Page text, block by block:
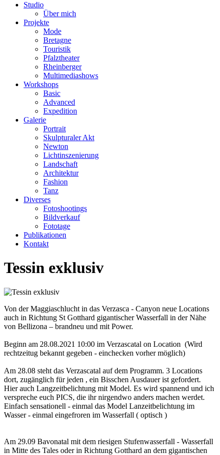
Studio
Über mich
Projekte
Mode
Bretagne
Touristik
Pfalztheater
Rheinberger
Multimediashows
Workshops
Basic
Advanced
Expedition
Galerie
Portrait
Skulpturaler Akt
Newton
Lichtinszenierung
Landschaft
Architektur
Fashion
Tanz
Diverses
Fotoshootings
Bildverkauf
Fototage
Publikationen
Kontakt
Tessin exklusiv
Von der Maggiaschlucht in das Verzasca - Canyon neue Locations
auch in Richtung St Gotthard gigantischer Wasserfall in der Nähe
von Bellizona – brandneu und mit Power.
Beginn am 28.08.2021 10:00 im Verzascatal on Location (Wird
rechtzeitug bekannt gegeben - einchecken vorher möglich)
Am 28.08 steht das Verzascatal auf dem Programm. 3 Locations
dort, zugänglich für jeden , ein Bisschen Ausdauer ist gefordert.
Hier auch Langzeitbelichtung mit Model. Es wird spannend und ich
verspreche euch PICS, die ihr nirgendwo anders machen werdet.
Einfach sensationell - einmal das Model Lanzeitbelichtung im
Wasser - einmal eingefroren im Wasserfall ( optisch )
Am 29.09 Bavonatal mit dem riesigen Stufenwasserfall - Wasserfall
in Mitte des Tales oder in Richtung Gotthard an dem gigantischen